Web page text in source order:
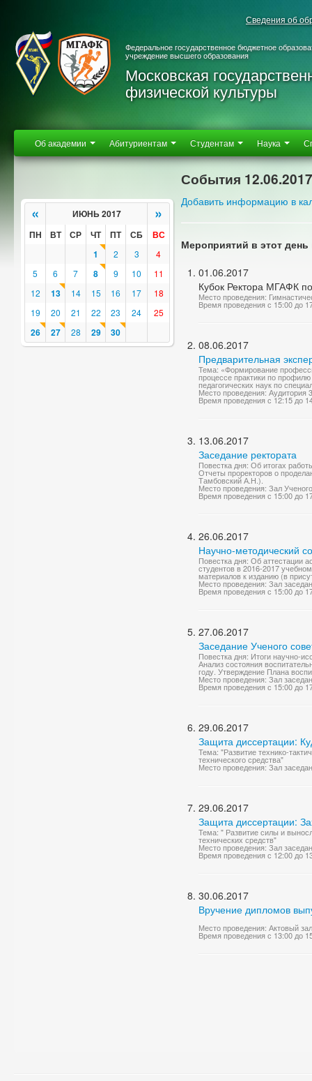
Сведения об
Федеральное государственное бюджетное
учреждение высшего образования
Московская
физической культуры
Об академии Абитуриентам Студентам Наука
« ИЮНЬ 2017 »
ПН ВТ СР ЧТ ПТ СБ
ВС
1
2 3
4
5
6 7 8 9 10
11
12
13 14 15 16 17
18
19
20 21 22 23 24 25
26 27 28 29 30
События 12.06.2017
Добавить информацию в
Мероприятий в этот день
01.06.2017
Кубок Ректора МГАФК
Место проведения:
Время проведения с 15:00 до
08.06.2017
Предварительная
Тема: «Формирование
процессе практики по
педагогических наук по
Место проведения: Аудитория
Время проведения с 12:15 до
13.06.2017
Заседание ректората
Повестка дня: Об итогах
Отчеты проректоров о
Тамбовский А.Н.).
Место проведения: Зал
Время проведения с 15:00 до
26.06.2017
Научно-методический
Повестка дня: Об аттестации
студентов в 2016-2017
материалов к изданию (в
Место проведения: Зал
Время проведения с 15:00 до
27.06.2017
Заседание Ученого
Повестка дня: Итоги научно-
Анализ состояния
году. Утверждение Плана
Место проведения: Зал
Время проведения с 15:00 до
29.06.2017
Защита диссертации:
Тема: "Развитие технико-
технического средства"
Место проведения: Зал
29.06.2017
Защита диссертации:
Тема: " Развитие силы и
технических средств"
Место проведения: Зал
Время проведения с 12:00 до
30.06.2017
Вручение дипломов
Место проведения: Актовый
Время проведения с 13:00 до